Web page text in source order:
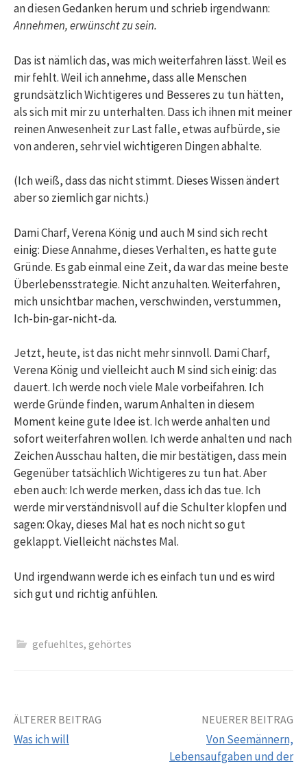
an diesen Gedanken herum und schrieb irgendwann:
Annehmen, erwünscht zu sein.
Das ist nämlich das, was mich weiterfahren lässt. Weil es
mir fehlt. Weil ich annehme, dass alle Menschen
grundsätzlich Wichtigeres und Besseres zu tun hätten,
als sich mit mir zu unterhalten. Dass ich ihnen mit meiner
reinen Anwesenheit zur Last falle, etwas aufbürde, sie
von anderen, sehr viel wichtigeren Dingen abhalte.
(Ich weiß, dass das nicht stimmt. Dieses Wissen ändert
aber so ziemlich gar nichts.)
Dami Charf, Verena König und auch M sind sich recht
einig: Diese Annahme, dieses Verhalten, es hatte gute
Gründe. Es gab einmal eine Zeit, da war das meine beste
Überlebensstrategie. Nicht anzuhalten. Weiterfahren,
mich unsichtbar machen, verschwinden, verstummen,
Ich-bin-gar-nicht-da.
Jetzt, heute, ist das nicht mehr sinnvoll. Dami Charf,
Verena König und vielleicht auch M sind sich einig: das
dauert. Ich werde noch viele Male vorbeifahren. Ich
werde Gründe finden, warum Anhalten in diesem
Moment keine gute Idee ist. Ich werde anhalten und
sofort weiterfahren wollen. Ich werde anhalten und nach
Zeichen Ausschau halten, die mir bestätigen, dass mein
Gegenüber tatsächlich Wichtigeres zu tun hat. Aber
eben auch: Ich werde merken, dass ich das tue. Ich
werde mir verständnisvoll auf die Schulter klopfen und
sagen: Okay, dieses Mal hat es noch nicht so gut
geklappt. Vielleicht nächstes Mal.
Und irgendwann werde ich es einfach tun und es wird
sich gut und richtig anfühlen.
gefuehltes, gehörtes
Beitrags-
ÄLTERER BEITRAG
Was ich will
NEUERER BEITRAG
Von Seemännern,
Lebensaufgaben und der